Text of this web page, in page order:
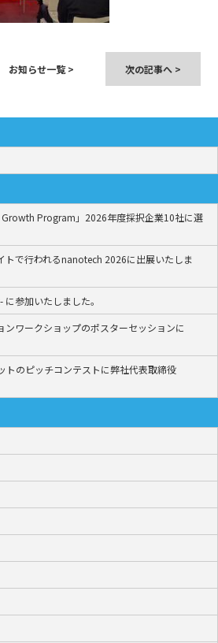
次の記事へ >
お知らせ一覧>
Program」2026年度採択企業10社に選
で行われるnanotech 2026に出展いたしま
参加いたしました。
ンワークショップのポスターセッションに
トのピッチコンテストに弊社代表取締役